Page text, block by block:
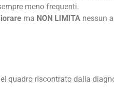
meno frequenti.
ma NON LIMITA nessun
quadro riscontrato dalla